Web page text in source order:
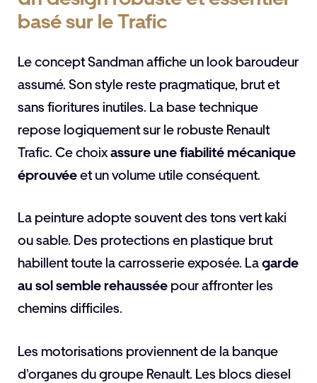
basé sur le Trafic
Le concept Sandman affiche un look baroudeur
assumé. Son style reste pragmatique, brut et
sans fioritures inutiles. La base technique
repose logiquement sur le robuste Renault
Trafic. Ce choixassure une fiabilité mécanique
éprouvéeet un volume utile conséquent.
La peinture adopte souvent des tons vert kaki
ou sable. Des protections en plastique brut
habillent toute la carrosserie exposée. Lagarde
au sol semble rehaussée pour affronter les
chemins difficiles.
Les motorisations proviennent de la banque
d’organes du groupe Renault. Les blocs diesel